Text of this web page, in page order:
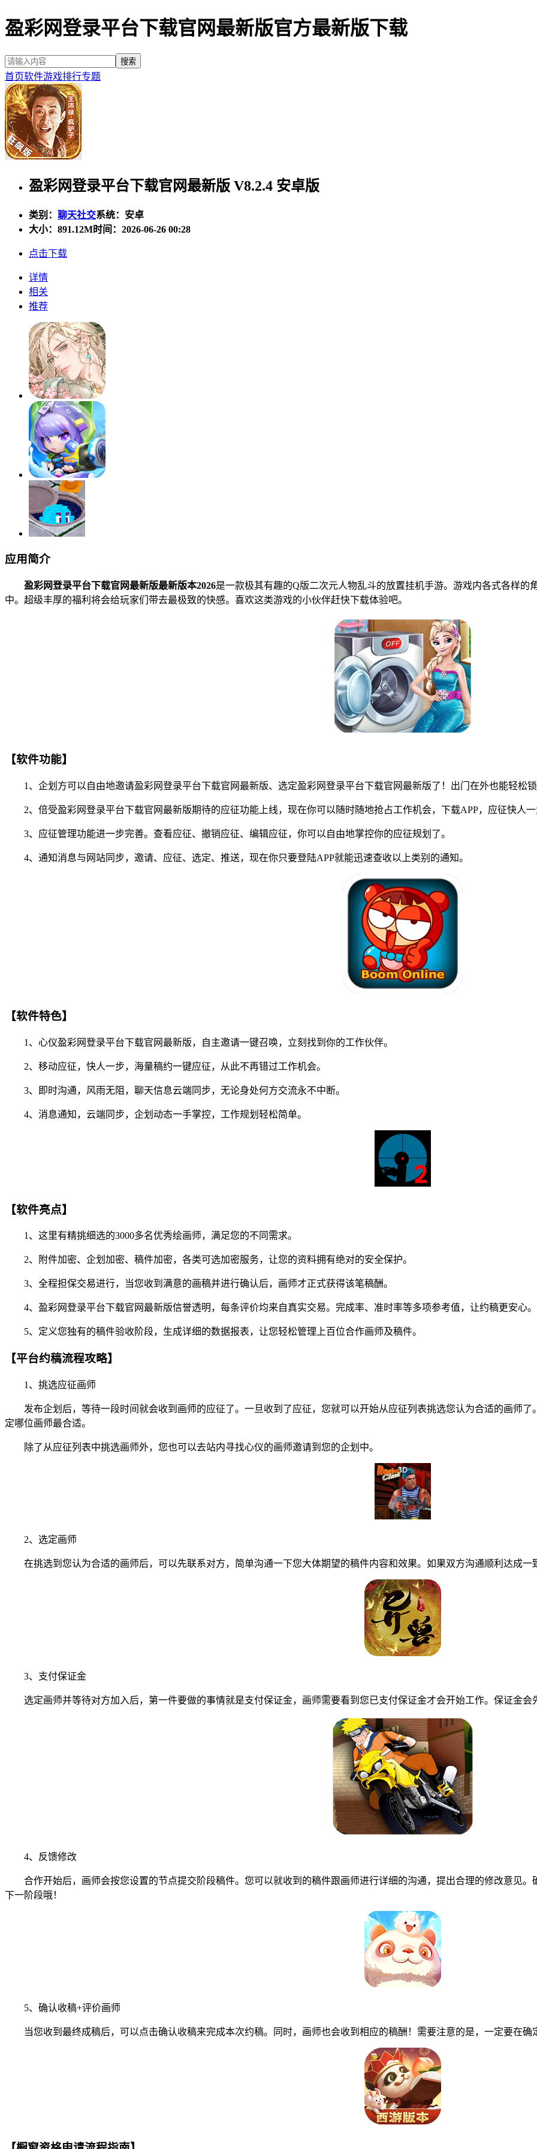
盈彩网登录平台下载官网最新版官方最新版下载
首页软件游戏排行专题
盈彩网登录平台下载官网最新版 V8.2.4 安卓版
类别： 聊天社交系统：安卓
大小： 891.12M时间：2026-06-26 00:28
点击下载
详情
相关
推荐
应用简介
盈彩网登录平台下载官网最新版最新版本2026是一款极其有趣的Q版二次元人物乱斗的放置挂机手游。游戏内各式各样
中。超级丰厚的福利将会给玩家们带去最极致的快感。喜欢这类游戏的小伙伴赶快下载体验吧。
【软件功能】
1、企划方可以自由地邀请盈彩网登录平台下载官网最新版、选定盈彩网登录平台下载官网最新版了！出门在外也能轻松
2、倍受盈彩网登录平台下载官网最新版期待的应征功能上线，现在你可以随时随地抢占工作机会，下载APP，应征快人
3、应征管理功能进一步完善。查看应征、撤销应征、编辑应征，你可以自由地掌控你的应征规划了。
4、通知消息与网站同步，邀请、应征、选定、推送，现在你只要登陆APP就能迅速查收以上类别的通知。
【软件特色】
1、心仪盈彩网登录平台下载官网最新版，自主邀请一键召唤，立刻找到你的工作伙伴。
2、移动应征，快人一步，海量稿约一键应征，从此不再错过工作机会。
3、即时沟通，风雨无阻，聊天信息云端同步，无论身处何方交流永不中断。
4、消息通知，云端同步，企划动态一手掌控，工作规划轻松简单。
【软件亮点】
1、这里有精挑细选的3000多名优秀绘画师，满足您的不同需求。
2、附件加密、企划加密、稿件加密，各类可选加密服务，让您的资料拥有绝对的安全保护。
3、全程担保交易进行，当您收到满意的画稿并进行确认后，画师才正式获得该笔稿酬。
4、盈彩网登录平台下载官网最新版信誉透明，每条评价均来自真实交易。完成率、准时率等多项参考值，让约稿更安心。
5、定义您独有的稿件验收阶段，生成详细的数据报表，让您轻松管理上百位合作画师及稿件。
【平台约稿流程攻略】
1、挑选应征画师
发布企划后，等待一段时间就会收到画师的应征了。一旦收到了应征，您就可以开始从应征列表挑选您认为合适的画师了
定哪位画师最合适。
除了从应征列表中挑选画师外，您也可以去站内寻找心仪的画师邀请到您的企划中。
2、选定画师
在挑选到您认为合适的画师后，可以先联系对方，简单沟通一下您大体期望的稿件内容和效果。如果双方沟通顺利达成一
3、支付保证金
选定画师并等待对方加入后，第一件要做的事情就是支付保证金，画师需要看到您已支付保证金才会开始工作。保证金会
4、反馈修改
合作开始后，画师会按您设置的节点提交阶段稿件。您可以就收到的稿件跟画师进行详细的沟通，提出合理的修改意见。
下一阶段哦！
5、确认收稿+评价画师
当您收到最终成稿后，可以点击确认收稿来完成本次约稿。同时，画师也会收到相应的稿酬！需要注意的是，一定要在确